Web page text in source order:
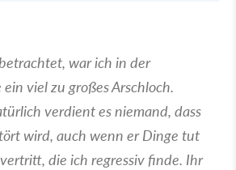
war ich in der
ein viel zu großes Arschloch.
verdient es niemand, dass
wird, auch wenn er Dinge tut
die ich regressiv finde. Ihr